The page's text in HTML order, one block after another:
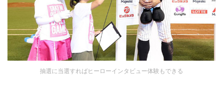
抽選に当選すればヒーローインタビュー体験もできる